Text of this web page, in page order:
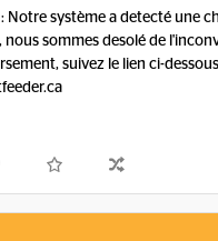
: Notre système a detecté une
sommes desolé de
suivez le lien ci-